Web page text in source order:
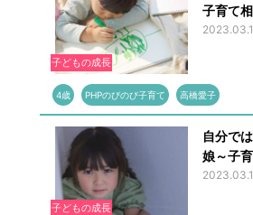
子どもの成長
子育て
4歳 PHPのびのび子育て 高橋愛子
子どもの成長
自分で
娘～子